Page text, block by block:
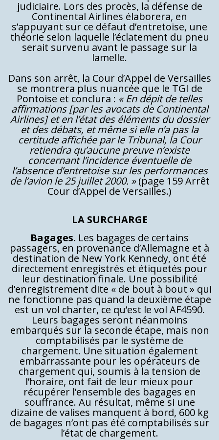
judiciaire. Lors des procès, la défense de
Continental Airlines élaborera, en
s’appuyant sur ce défaut d’entretoise, une
théorie selon laquelle l’éclatement du pneu
serait survenu avant le passage sur la
lamelle.
Dans son arrêt, la Cour d’Appel de Versailles
se montrera plus nuancée que le TGI de
Pontoise et conclura : « En dépit de telles
affirmations [par les avocats de Continental
Airlines] et en l’état des éléments du dossier
et des débats, et même si elle n’a pas la
certitude affichée par le Tribunal, la Cour
retiendra qu’aucune preuve n’existe
concernant l’incidence éventuelle de
l’absence d’entretoise sur les performances
de l’avion le 25 juillet 2000. »(page 159 Arrêt
Cour d’Appel de Versailles.)
LA SURCHARGE
Bagages. Les bagages de certains
passagers, en provenance d’Allemagne et à
destination de New York Kennedy, ont été
directement enregistrés et étiquetés pour
leur destination finale. Une possibilité
d’enregistrement dite « de bout à bout » qui
ne fonctionne pas quand la deuxième étape
est un vol charter, ce qu’est le vol AF4590.
Leurs bagages seront néanmoins
embarqués sur la seconde étape, mais non
comptabilisés par le système de
chargement. Une situation également
embarrassante pour les opérateurs de
chargement qui, soumis à la tension de
l’horaire, ont fait de leur mieux pour
récupérer l’ensemble des bagages en
souffrance. Au résultat, même si une
dizaine de valises manquent à bord, 600 kg
de bagages n’ont pas été comptabilisés sur
l’état de chargement.